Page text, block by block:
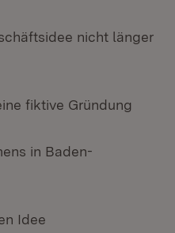
nicht länger
fiktive Gründung
in Baden-
Idee